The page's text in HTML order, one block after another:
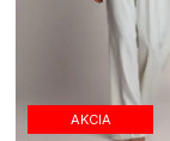
AKCIA